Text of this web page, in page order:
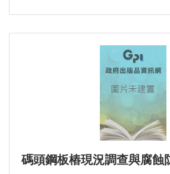
碼頭鋼板樁現況調查與腐蝕